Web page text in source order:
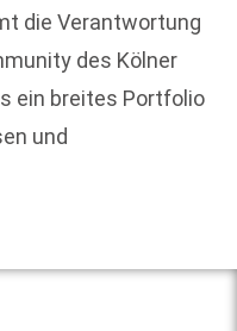
die Verantwortung
des Kölner
ein breites Portfolio
und